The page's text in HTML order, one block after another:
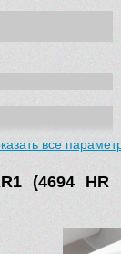
все
(4694 HR